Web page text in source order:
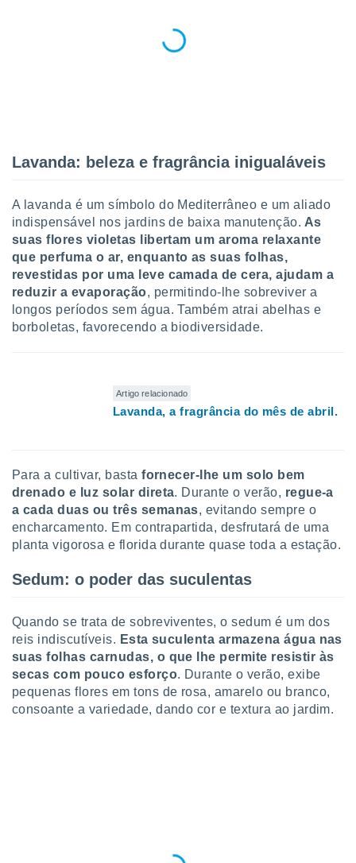
a
cookies,
site
caso,
para
navegação
não
cookies
Pode
de
através
para
e
Lavanda: beleza e fragrância inigualáveis
A lavanda é um símbolo do Mediterrâneo e um aliado
indispensável nos jardins de baixa manutenção. As
suas flores violetas libertam um aroma relaxante
que perfuma o ar, enquanto as suas folhas,
revestidas por uma leve camada de cera, ajudam a
reduzir a evaporação, permitindo-lhe sobreviver a
longos períodos sem água. Também atrai abelhas e
borboletas, favorecendo a biodiversidade.
Artigo relacionado
Lavanda, a fragrância do mês de abril.
Para a cultivar, bastafornecer-lhe um solo bem
drenado e luz solar direta. Durante o verão, regue-a
a cada duas ou três semanas, evitando sempre o
encharcamento. Em contrapartida, desfrutará de uma
planta vigorosa e florida durante quase toda a estação.
Sedum: o poder das suculentas
Quando se trata de sobreviventes, o sedum é um dos
reis indiscutíveis. Esta suculenta armazena água nas
suas folhas carnudas, o que lhe permite resistir às
secas com pouco esforço. Durante o verão, exibe
pequenas flores em tons de rosa, amarelo ou branco,
consoante a variedade, dando cor e textura ao jardim.